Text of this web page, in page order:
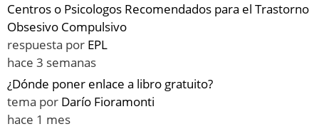
Centros o Psicologos Recomendados para el Trastorno
Obsesivo Compulsivo
respuesta por EPL
hace 3 semanas
¿Dónde poner enlace a libro gratuito?
tema por Darío Fioramonti
hace 1 mes